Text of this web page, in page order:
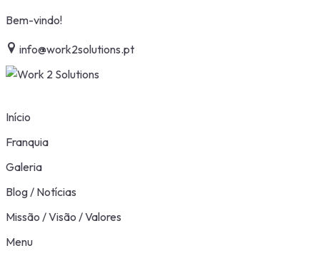
Skip
content
Bem-vindo!
info@work2solutions.pt
Início
Franquia
Galeria
Blog / Notícias
Missão / Visão / Valores
Menu